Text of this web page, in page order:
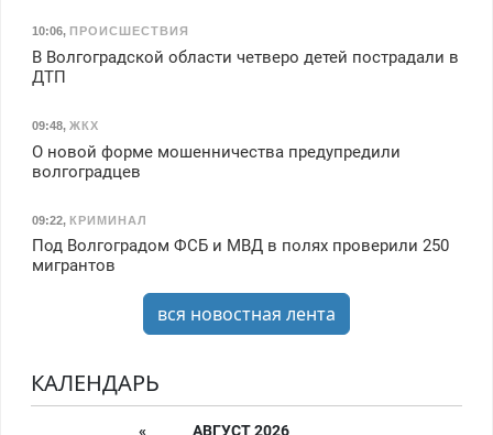
10:06, ПРОИСШЕСТВИЯ
В Волгоградской области четверо детей пострадали в
ДТП
09:48, ЖКХ
О новой форме мошенничества предупредили
волгоградцев
09:22, КРИМИНАЛ
Под Волгоградом ФСБ и МВД в полях проверили 250
мигрантов
вся новостная лента
КАЛЕНДАРЬ